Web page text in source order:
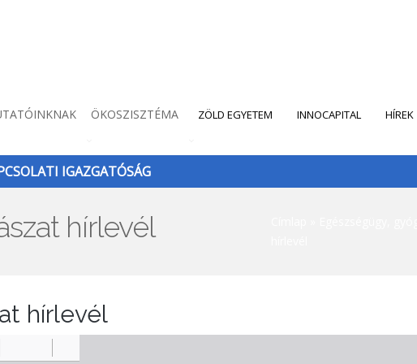
ÖKOSZISZTÉMA ZÖLD EGYETEM INNOCAPITAL HÍREK
IGAZGATÓSÁG
hírlevél
hírlevél